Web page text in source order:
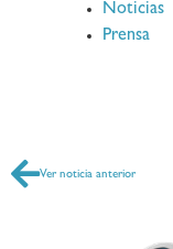
Noticias
Prensa
Ver noticia anterior